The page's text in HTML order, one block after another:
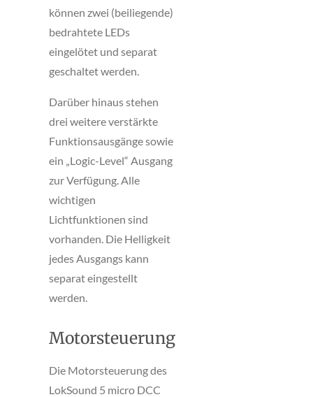
können zwei (beiliegende)
bedrahtete LEDs
eingelötet und separat
geschaltet werden.
Darüber hinaus stehen
drei weitere verstärkte
Funktionsausgänge sowie
ein „Logic-Level“ Ausgang
zur Verfügung. Alle
wichtigen
Lichtfunktionen sind
vorhanden. Die Helligkeit
jedes Ausgangs kann
separat eingestellt
werden.
Motorsteuerung
Die Motorsteuerung des
LokSound 5 micro DCC